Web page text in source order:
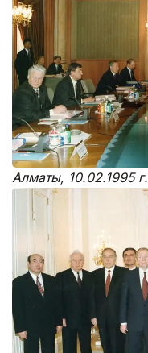
Алматы, 10.02.1995 г.